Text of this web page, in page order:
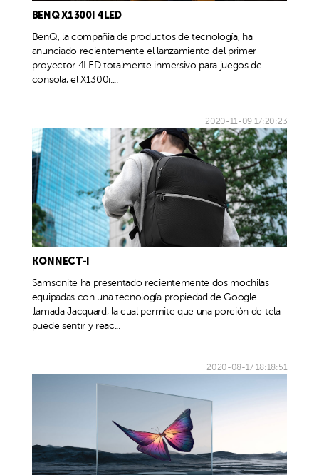
BENQ X1300I 4LED
BenQ, la compañia de productos de tecnología, ha
anunciado recientemente el lanzamiento del primer
proyector 4LED totalmente inmersivo para juegos de
consola, el X1300i....
2020-11-09 17:20:23
KONNECT-I
Samsonite ha presentado recientemente dos mochilas
equipadas con una tecnología propiedad de Google
llamada Jacquard, la cual permite que una porción de tela
puede sentir y reac...
2020-08-17 18:18:51